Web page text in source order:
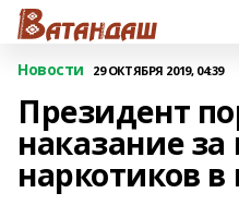
Новости 29 ОКТЯБРЯ 2019, 04:39
Президент
наказание за
наркотиков в